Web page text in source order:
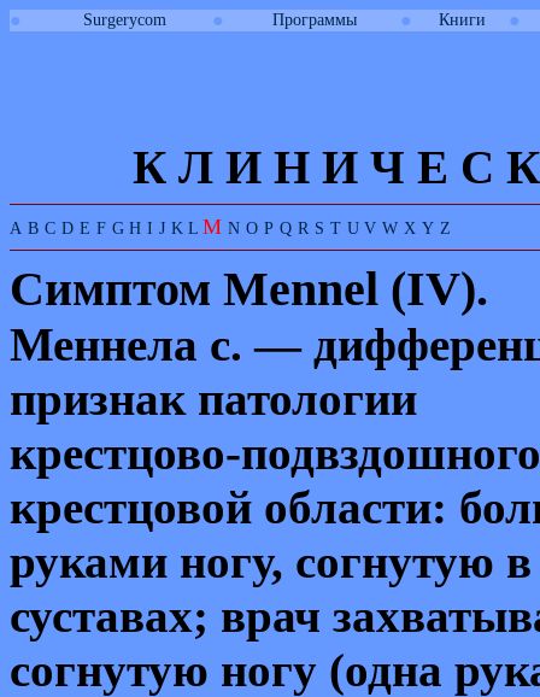
● Surgerycom ● Программы ● Книги ●
К Л И Н И Ч Е С К
A B C D E F G H I J K L M N O P Q R S T U V W X Y Z
Симптом Mennel (IV).
Меннела с. —
признак патологии
кpестцово-
кpестцовой области:
руками ногу, согнутую
суставах; врач
согнутую ногу (одна